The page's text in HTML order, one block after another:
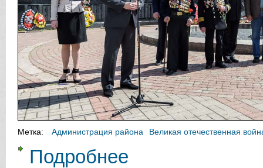
Метка: Администрация района Великая отечественная
Подробнее